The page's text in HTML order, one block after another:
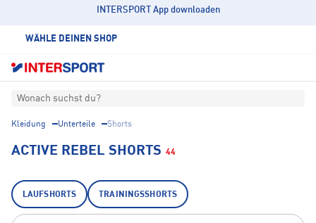
INTERSPORT App downloaden
WÄHLE DEINEN SHOP
Wonach suchst du?
Kleidung Unterteile Shorts
ACTIVE REBEL SHORTS 44
LAUFSHORTS TRAININGSSHORTS